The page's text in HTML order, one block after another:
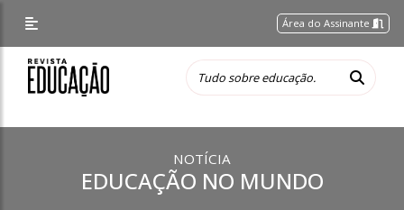
Área do Assinante
NOTÍCIA
EDUCAÇÃO NO MUNDO